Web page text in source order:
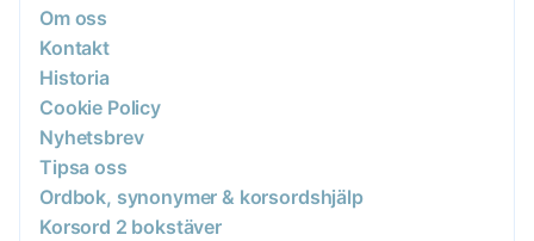
Om oss
Kontakt
Historia
Cookie Policy
Nyhetsbrev
Tipsa oss
Ordbok, synonymer & korsordshjälp
Korsord 2 bokstäver